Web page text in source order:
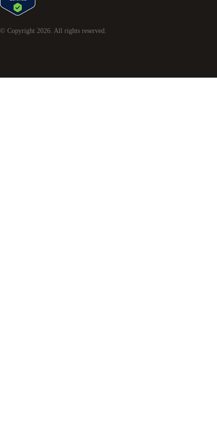
© Copyright 2026 . All rights reserved.